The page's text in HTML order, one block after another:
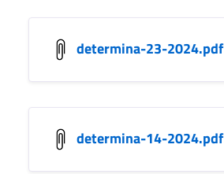
determina-23-2024.pdf
determina-14-2024.pdf